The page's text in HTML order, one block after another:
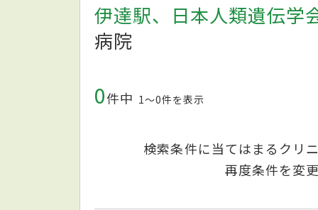
伊達駅、日本人類遺伝学
病院
0件中 1〜0件を表示
検索条件に当てはまるクリ
再度条件を変